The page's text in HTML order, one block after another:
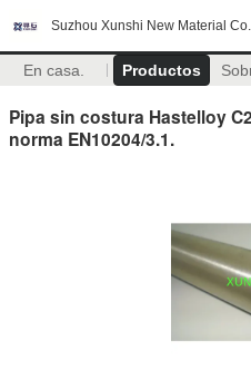
Suzhou Xunshi New Material
En casa. Productos
Pipa sin costura Hastelloy
norma EN10204/3.1.